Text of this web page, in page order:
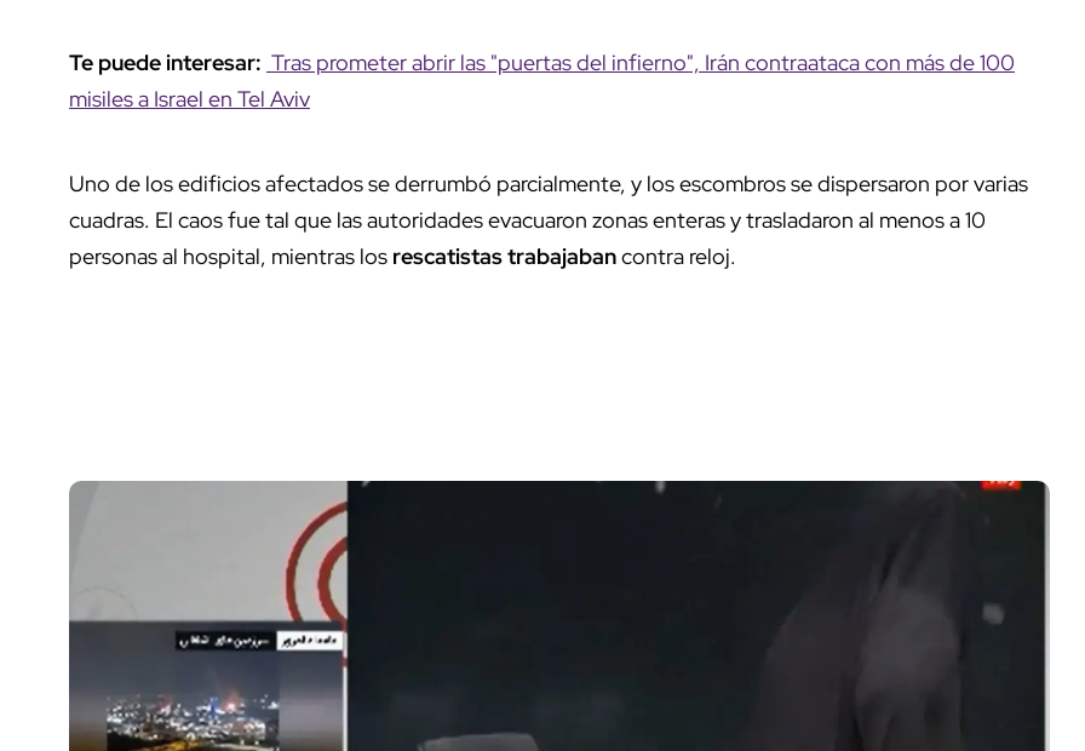
Te puede interesar: Tras prometer abrir las "puertas del infierno", Irán contraataca con más de 100
misiles a Israel en Tel Aviv
Uno de los edificios afectados se derrumbó parcialmente, y los escombros se dispersaron por varias
cuadras. El caos fue tal que las autoridades evacuaron zonas enteras y trasladaron al menos a 10
personas al hospital, mientras los rescatistas trabajabancontra reloj.